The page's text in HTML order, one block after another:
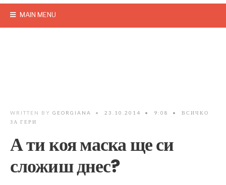
MAIN MENU
WRITTEN BY GEORGIANA • 23.10.2014 • 9:08 •
ВСИЧКО
ЗА ГЕРИ
А ти коя маска ще си
сложиш днес?